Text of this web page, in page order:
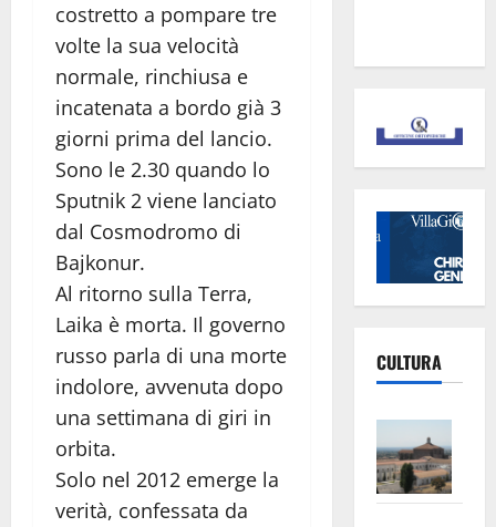
costretto a pompare tre
volte la sua velocità
normale, rinchiusa e
incatenata a bordo già 3
giorni prima del lancio.
Sono le 2.30 quando lo
Sputnik 2 viene lanciato
dal Cosmodromo di
Bajkonur.
Al ritorno sulla Terra,
Laika è morta. Il governo
russo parla di una morte
indolore, avvenuta dopo
una settimana di giri in
orbita.
Solo nel 2012 emerge la
verità, confessata da
CULTURA